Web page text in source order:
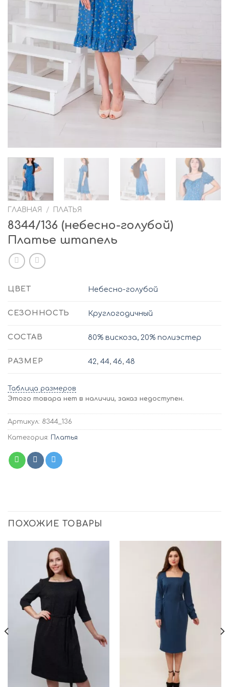
ГЛАВНАЯ / ПЛАТЬЯ
8344/136 (небесно-голубой)
Платье штапель
ЦВЕТ Небесно-голубой
СЕЗОННОСТЬ Круглогодичный
СОСТАВ 80% вискоза, 20% полиэстер
РАЗМЕР 42,44,46,48
Таблица размеров
Этого товара нет в наличии, заказ недоступен.
Артикул: 8344_136
Категория: Платья
ПОХОЖИЕ ТОВАРЫ